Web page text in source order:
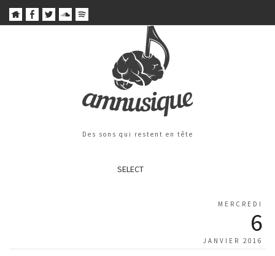
Des sons qui restent en tête
SELECT
MERCREDI
6
JANVIER 2016